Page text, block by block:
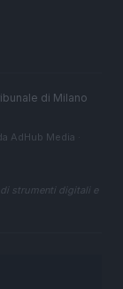
di Milano
AdHub Media
strumenti digitali e